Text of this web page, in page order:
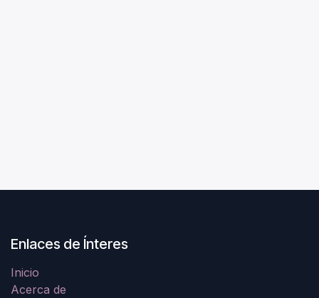
Enlaces de Ínteres
Inicio
Acerca de